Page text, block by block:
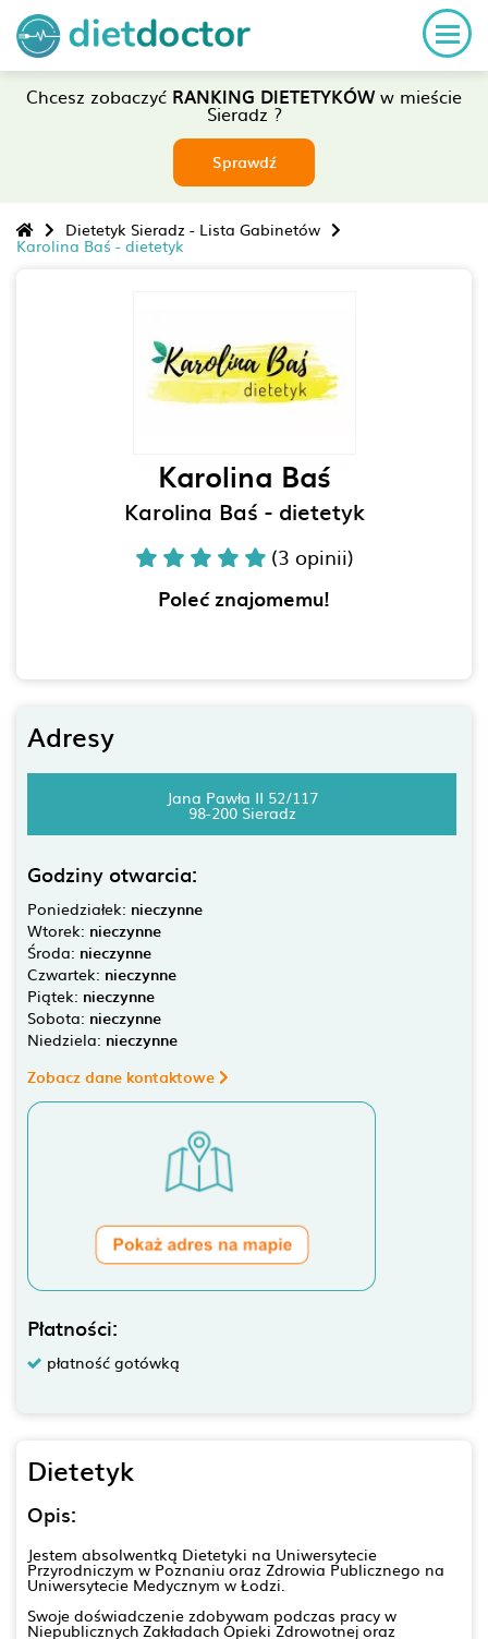
Chcesz zobaczyć RANKING DIETETYKÓWw mieście
Sieradz ?
Sprawdź
Dietetyk Sieradz - Lista Gabinetów
Karolina Baś - dietetyk
Karolina Baś
Karolina Baś - dietetyk
(3 opinii)
Poleć znajomemu!
Adresy
Jana Pawła II 52/117
98-200 Sieradz
Godziny otwarcia:
Poniedziałek: nieczynne
Wtorek: nieczynne
Środa: nieczynne
Czwartek: nieczynne
Piątek: nieczynne
Sobota: nieczynne
Niedziela: nieczynne
Zobacz dane kontaktowe
Płatności:
płatność gotówką
Dietetyk
Opis:
Jestem absolwentką Dietetyki na Uniwersytecie
Przyrodniczym w Poznaniu oraz Zdrowia Publicznego na
Uniwersytecie Medycznym w Łodzi.
Swoje doświadczenie zdobywam podczas pracy w
Niepublicznych Zakładach Opieki Zdrowotnej oraz